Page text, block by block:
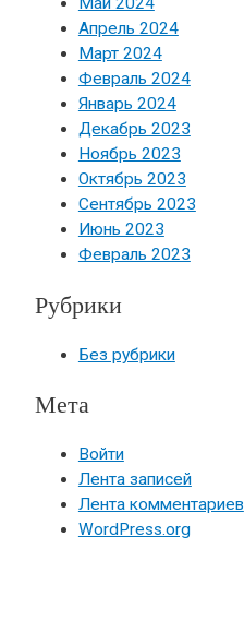
Апрель 2024
Март 2024
Февраль 2024
Январь 2024
Декабрь 2023
Ноябрь 2023
Октябрь 2023
Сентябрь 2023
Июнь 2023
Февраль 2023
Рубрики
Без рубрики
Мета
Войти
Лента записей
Лента комментариев
WordPress.org